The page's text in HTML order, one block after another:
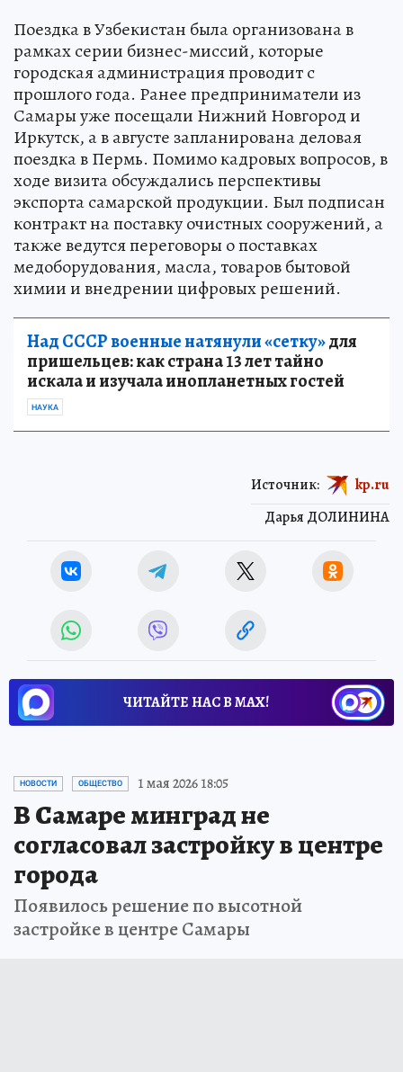
Поездка в Узбекистан была организована в
рамках серии бизнес-миссий, которые
городская администрация проводит с
прошлого года. Ранее предприниматели из
Самары уже посещали Нижний Новгород и
Иркутск, а в августе запланирована деловая
поездка в Пермь. Помимо кадровых вопросов, в
ходе визита обсуждались перспективы
экспорта самарской продукции. Был подписан
контракт на поставку очистных сооружений, а
также ведутся переговоры о поставках
медоборудования, масла, товаров бытовой
химии и внедрении цифровых решений.
Над СССР военные натянули «сетку»для
пришельцев: как страна 13 лет тайно
искала и изучала инопланетных гостей
НАУКА
Дарья ДОЛИНИНА
Источник: kp.ru
ЧИТАЙТЕ НАС В МАХ!
НОВОСТИ ОБЩЕСТВО 1 мая 2026 18:05
В Самаре минград не
согласовал застройку в центре
города
Появилось решение по высотной
застройке в центре Самары